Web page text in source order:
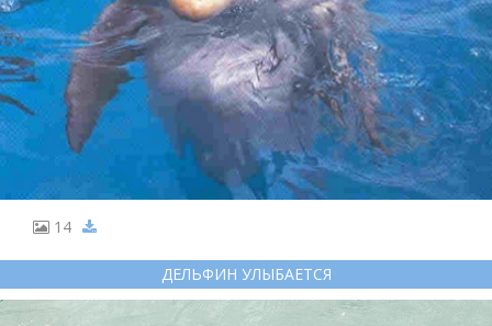
14
ДЕЛЬФИН УЛЫБАЕТСЯ